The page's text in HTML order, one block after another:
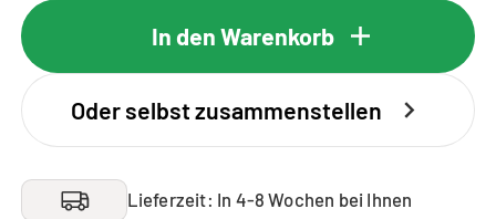
In den Warenkorb
Oder selbst zusammenstellen
Lieferzeit: In 4-8 Wochen bei Ihnen